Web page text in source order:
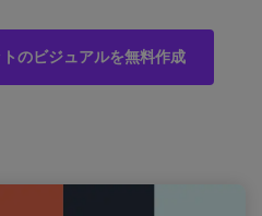
のビジュアルを無料作成